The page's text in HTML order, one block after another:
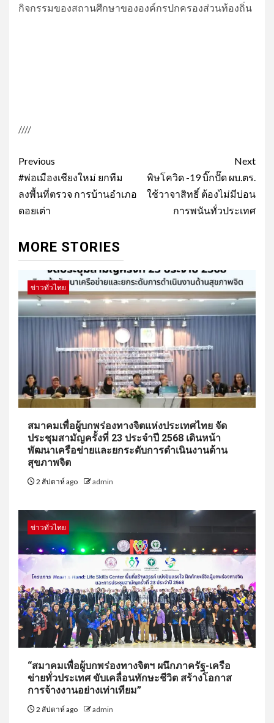
กิจกรรมของสถานศึกษาขององค์กรปกครองส่วนท้องถิ่น
////
Post
navigation
Previous
#พ่อเมืองเชียงใหม่ ยกทีม
ลงพื้นที่ตรวจ การบ้านอำเภอ
ดอยเต่า
Next
พิษโควิด -19 บิ๊กปั๊ด ผบ.ตร.
ใช้วาจาสิทธิ์ ต้องไม่มีบ่อน
การพนันทั่วประเทศ
MORE STORIES
ข่าวทั่วไทย
สมาคมเพื่อผู้บกพร่องทางจิตแห่งประเทศไทย จัด
ประชุมสามัญครั้งที่ 23 ประจำปี 2568 เดินหน้า
พัฒนาเครือข่ายและยกระดับการดำเนินงานด้าน
สุขภาพจิต
2 สัปดาห์ ago admin
ข่าวทั่วไทย
“สมาคมเพื่อผู้บกพร่องทางจิตฯ ผนึกภาครัฐ-เครือ
ข่ายทั่วประเทศ ขับเคลื่อนทักษะชีวิต สร้างโอกาส
การจ้างงานอย่างเท่าเทียม”
2 สัปดาห์ ago admin